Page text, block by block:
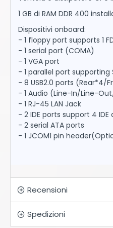
1 GB di RAM DDR 400
Dispositivi onboard:
- 1 floppy port supports 1
- 1 serial port (COMA)
- 1 VGA port
- 1 parallel port supporting
- 8 USB2.0 ports (Rear*4/
- 1 Audio (Line-In/Line-
- 1 RJ-45 LAN Jack
- 2 IDE ports support 4 IDE
- 2 serial ATA ports
- 1 JCOM1 pin
Recensioni
Spedizioni